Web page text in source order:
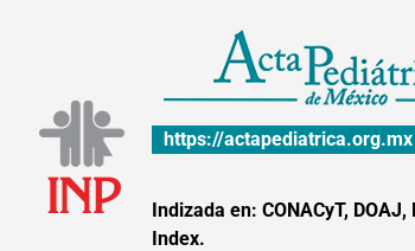
https://actapediatrica.org.mx
Indizada en: CONACyT,
Index.